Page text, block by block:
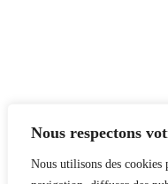
Nous respectons
Nous utilisons des